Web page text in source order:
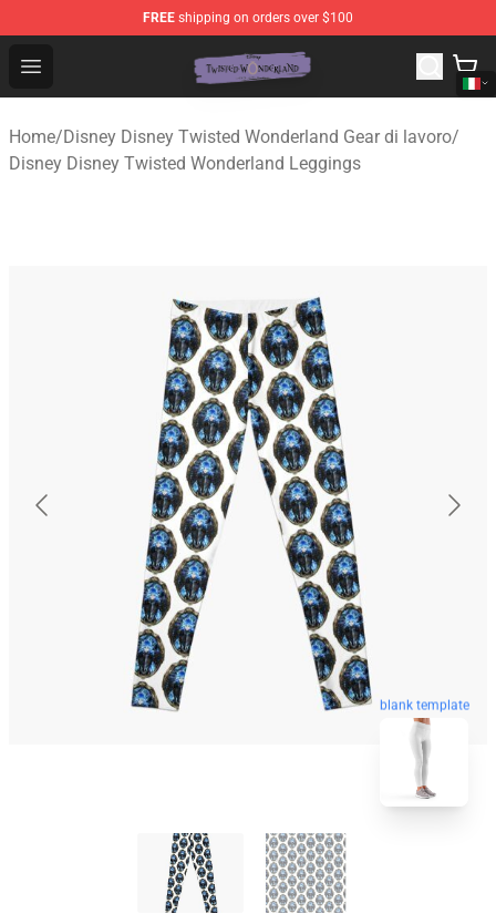
FREE shipping on orders over $100
Open menu
Twisted Wonderland Store - Official Twisted
Home/Disney Disney Twisted Wonderland Gear di lavoro/
Disney Disney Twisted Wonderland Leggings
blank template